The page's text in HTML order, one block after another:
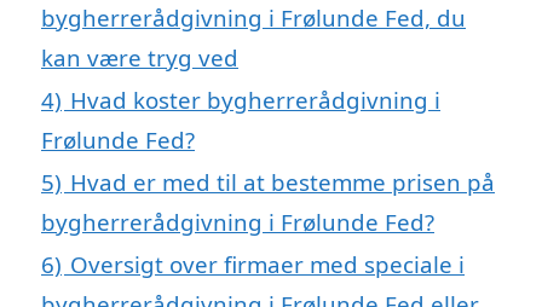
bygherrerådgivning i Frølunde Fed, du
kan være tryg ved
4) Hvad koster bygherrerådgivning i
Frølunde Fed?
5) Hvad er med til at bestemme prisen på
bygherrerådgivning i Frølunde Fed?
6) Oversigt over firmaer med speciale i